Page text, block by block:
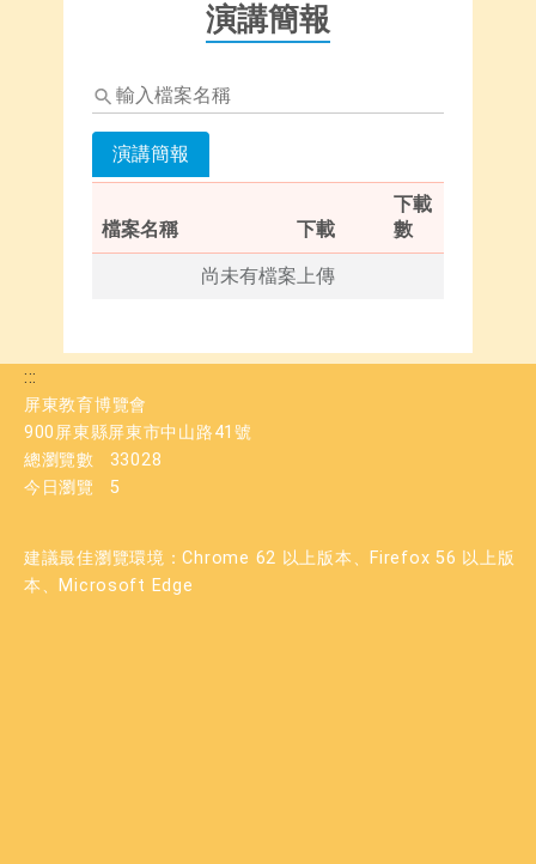
演講簡報
輸
入
檔
名
演講簡報
檔案名稱 下載
下載
數
尚未有檔案上傳
:::
屏東教育博覽會
900屏東縣屏東市中山路41號
總瀏覽數
33028
今日瀏覽
5
建議最佳瀏覽環境：Chrome 62 以上版本、Firefox 56 以上版
本、Microsoft Edge